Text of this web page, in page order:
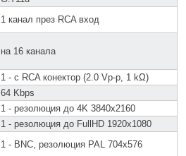
1 канал през RCA вход
на 16 канала
1 - с RCA конектор (2.0 Vp-p, 1 kΩ)
64 Kbps
1 - резолюция до 4K 3840x2160
1 - резолюция до FullHD 1920x1080
1 - BNC, резолюция PAL 704x576